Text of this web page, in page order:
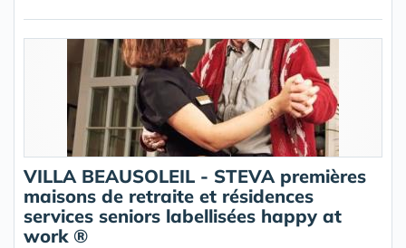
VILLA BEAUSOLEIL - STEVA premières
maisons de retraite et résidences
services seniors labellisées happy at
work ®